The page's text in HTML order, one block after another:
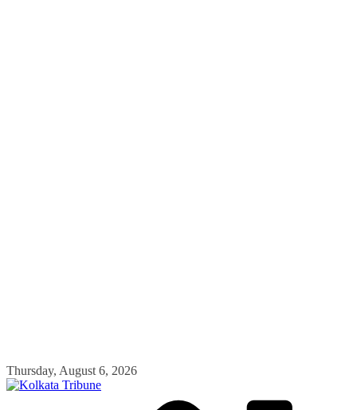
Skip
to
Thursday, August 6, 2026